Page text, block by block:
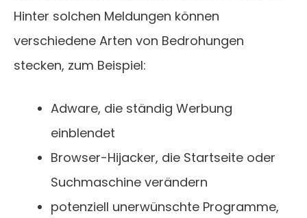
Hinter solchen Meldungen können
verschiedene Arten von Bedrohungen
stecken, zum Beispiel:
Adware, die ständig Werbung
einblendet
Browser-Hijacker, die Startseite oder
Suchmaschine verändern
potenziell unerwünschte Programme,